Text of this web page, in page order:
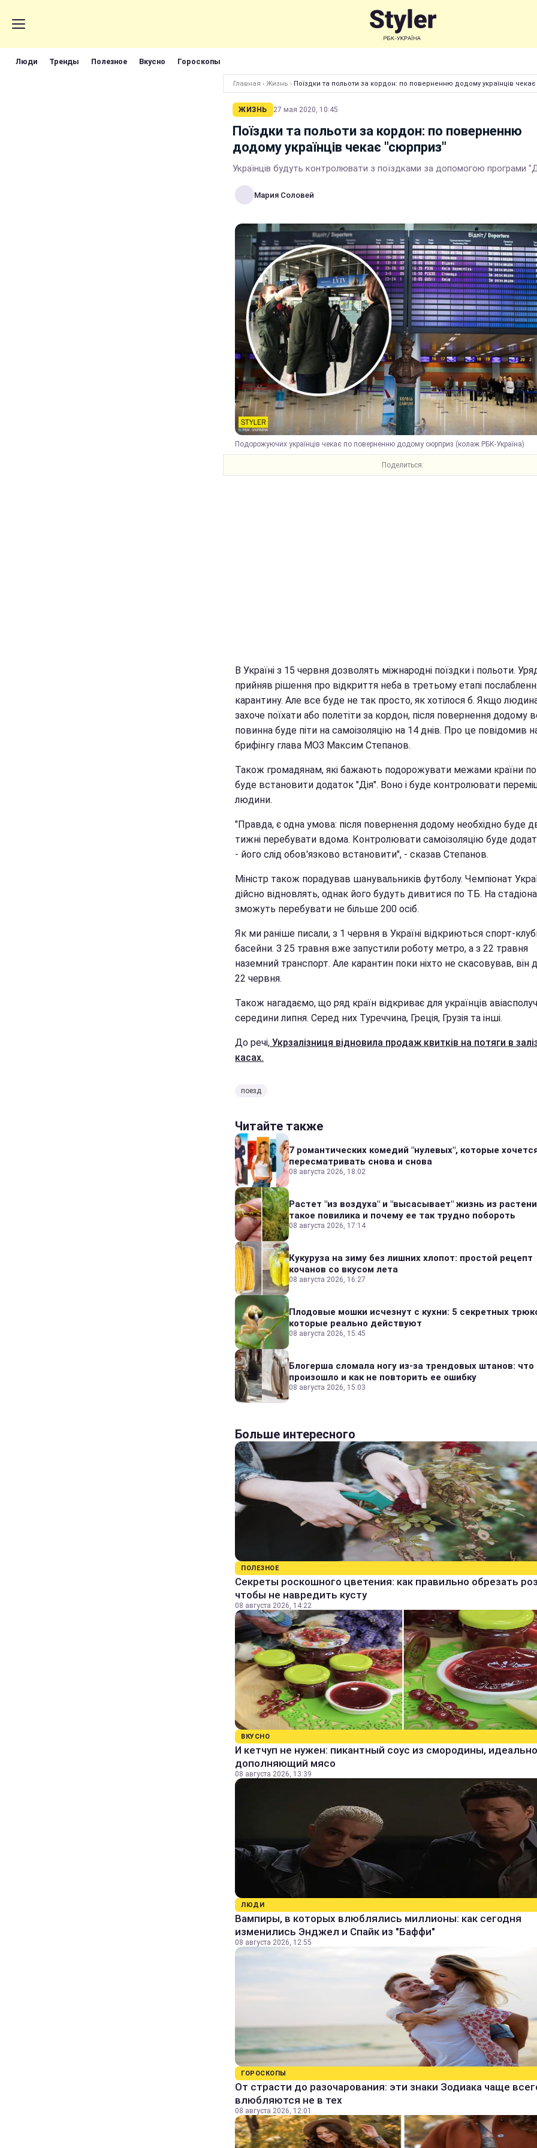
Люди Тренды Полезное Вкусно Гороскопы
Главная › Жизнь › Поїздки та польоти за кордон: по поверненню додому українців
ЖИЗНЬ 27 мая 2020, 10:45
Поїздки та польоти за кордон: по поверненню
додому українців чекає "сюрприз"
Українців будуть контролювати з поїздками за допомогою програми
Мария Соловей
Подорожуючих українців чекає по поверненню додому сюрприз (колаж РБК-Україна)
Поделиться:
В Україні з 15 червня дозволять міжнародні поїздки і польоти.
прийняв рішення про відкриття неба в третьому етапі
карантину. Але все буде не так просто, як хотілося б. Якщо
захоче поїхати або полетіти за кордон, після повернення додому
повинна буде піти на самоізоляцію на 14 днів. Про це повідомив
брифінгу глава МОЗ Максим Степанов.
Також громадянам, які бажають подорожувати межами країни
буде встановити додаток "Дія". Воно і буде контролювати
людини.
"Правда, є одна умова: після повернення додому необхідно буде
тижні перебувати вдома. Контролювати самоізоляцію буде
- його слід обов'язково встановити", - сказав Степанов.
Міністр також порадував шанувальників футболу. Чемпіонат
дійсно відновлять, однак його будуть дивитися по ТБ. На
зможуть перебувати не більше 200 осіб.
Як ми раніше писали, з 1 червня в Україні відкриються спорт-
басейни. З 25 травня вже запустили роботу метро, а з 22 травня
наземний транспорт. Але карантин поки ніхто не скасовував, він
22 червня.
Також нагадаємо, що ряд країн відкриває для українців
середини липня. Серед них Туреччина, Греція, Грузія та інші.
До речі, Укрзалізниця відновила продаж квитків на потяги в
касах.
поезд
Читайте также
7 романтических комедий "нулевых", которые
пересматривать снова и снова
08 августа 2026, 18:02
Растет "из воздуха" и "высасывает" жизнь из
такое повилика и почему ее так трудно побороть
08 августа 2026, 17:14
Кукуруза на зиму без лишних хлопот: простой рецепт
кочанов со вкусом лета
08 августа 2026, 16:27
Плодовые мошки исчезнут с кухни: 5 секретных
которые реально действуют
08 августа 2026, 15:45
Блогерша сломала ногу из-за трендовых штанов: что
произошло и как не повторить ее ошибку
08 августа 2026, 15:03
Больше интересного
ПОЛЕЗНОЕ
Секреты роскошного цветения: как правильно обрезать
чтобы не навредить кусту
08 августа 2026, 14:22
ВКУСНО
И кетчуп не нужен: пикантный соус из смородины, идеально
дополняющий мясо
08 августа 2026, 13:39
ЛЮДИ
Вампиры, в которых влюблялись миллионы: как сегодня
изменились Энджел и Спайк из "Баффи"
08 августа 2026, 12:55
ГОРОСКОПЫ
От страсти до разочарования: эти знаки Зодиака чаще
влюбляются не в тех
08 августа 2026, 12:01